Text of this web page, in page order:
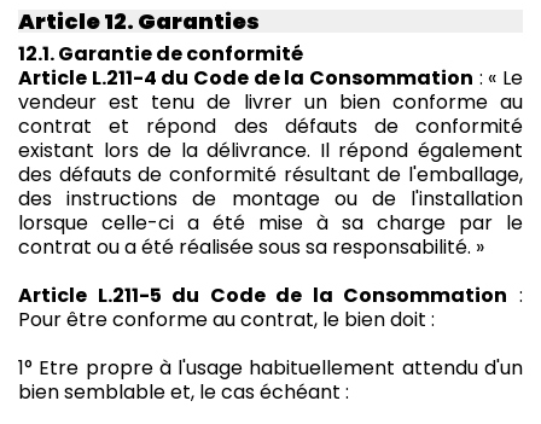
Article 12. Garanties
12.1. Garantie de conformité
Article L.211-4 du Code de la Consommation : « Le
vendeur est tenu de livrer un bien conforme au
contrat et répond des défauts de conformité
existant lors de la délivrance. Il répond également
des défauts de conformité résultant de l'emballage,
des instructions de montage ou de l'installation
lorsque celle-ci a été mise à sa charge par le
contrat ou a été réalisée sous sa responsabilité. »
Article L.211-5 du Code de la Consommation :
Pour être conforme au contrat, le bien doit :
1° Etre propre à l'usage habituellement attendu d'un
bien semblable et, le cas échéant :